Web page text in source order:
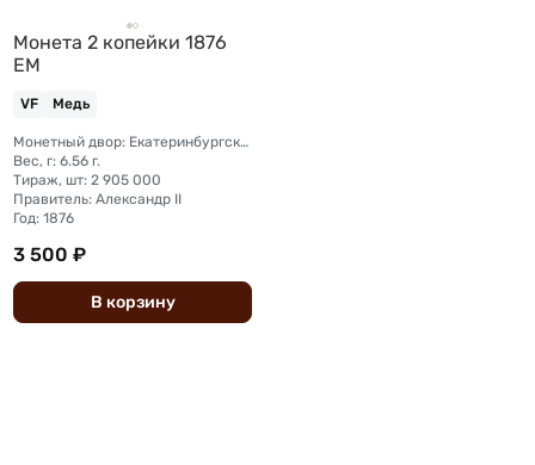
Монета 2 копейки 1876
ЕМ
VF Медь
Монетный двор: Екатеринбургский монетный двор
Вес, г: 6.56 г.
Тираж, шт: 2 905 000
Правитель: Александр II
Год: 1876
3 500 ₽
В корзину